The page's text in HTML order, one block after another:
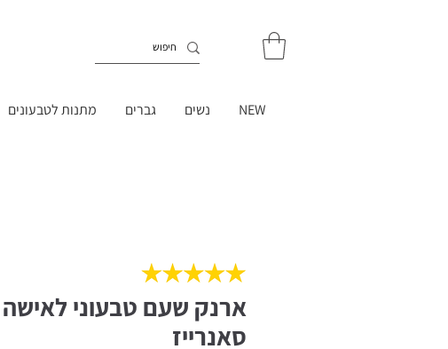
NEW נשים גברים מתנות לטבעונים
ארנק שעם טבעוני לאישה
סאנרייז